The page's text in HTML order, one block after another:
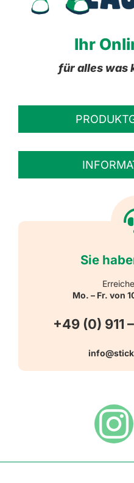
Ihr
für alles was
Personalisierte
Reflektierende
Warn-, Gebots-,
Hinweisaufkleber
Versandarten
Widerrufsbelehrung
Sie
Mo. – Fr. von
+49 (0) 911